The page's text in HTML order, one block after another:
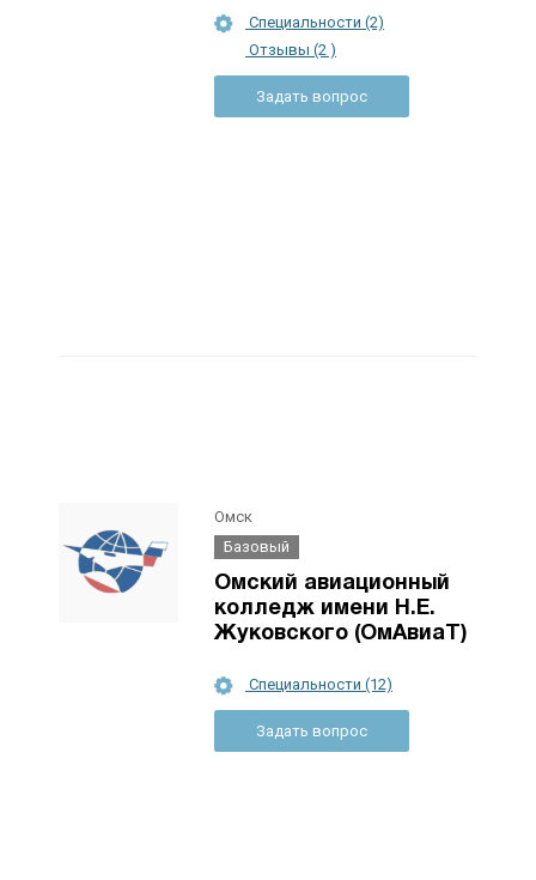
Специальности (2)
Отзывы (2 )
Задать вопрос
Омск
Базовый
Омский авиационный
колледж имени Н.Е.
Жуковского (ОмАвиаТ)
Специальности (12)
Задать вопрос